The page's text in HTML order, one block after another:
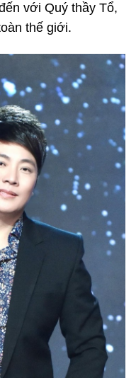
với Quý thầy Tổ,
thế giới.